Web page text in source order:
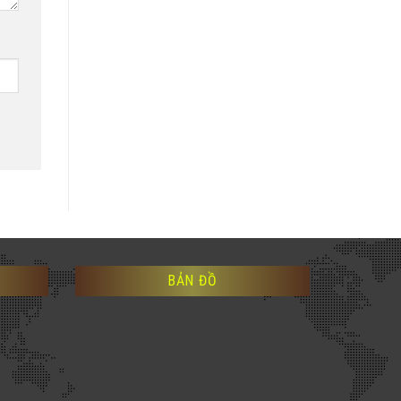
BẢN ĐỒ